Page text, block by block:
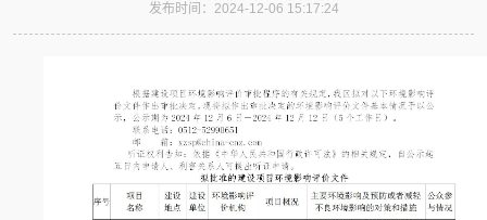
发布时间：2024-12-06 15:17:24